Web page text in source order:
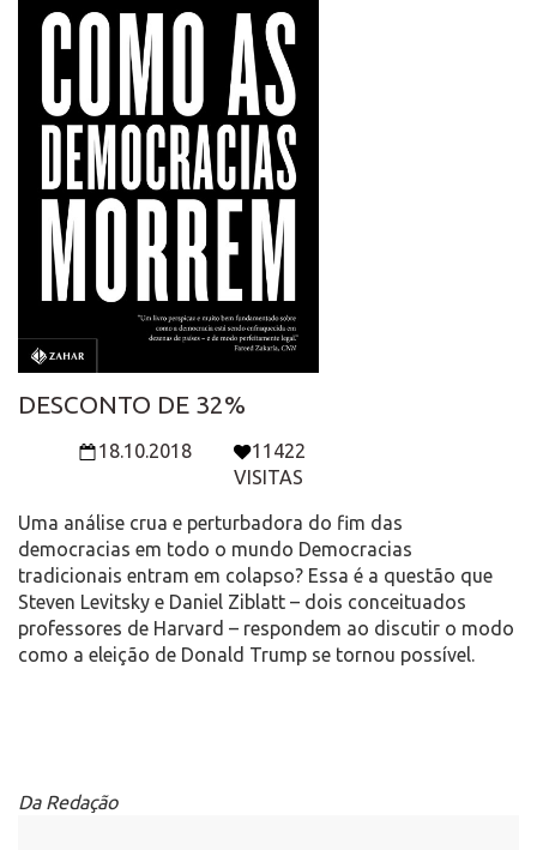
DESCONTO DE 32%
18.10.2018
11422
VISITAS
Uma análise crua e perturbadora do fim das
democracias em todo o mundo Democracias
tradicionais entram em colapso? Essa é a questão que
Steven Levitsky e Daniel Ziblatt – dois conceituados
professores de Harvard – respondem ao discutir o modo
como a eleição de Donald Trump se tornou possível.
Da Redação